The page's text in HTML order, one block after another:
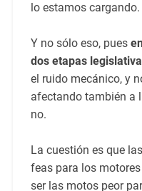
lo estamos cargando.
Y no sólo eso, pues
dos etapas
el ruido mecánico, y
afectando también a
no.
La cuestión es que
feas para los
ser las motos peor